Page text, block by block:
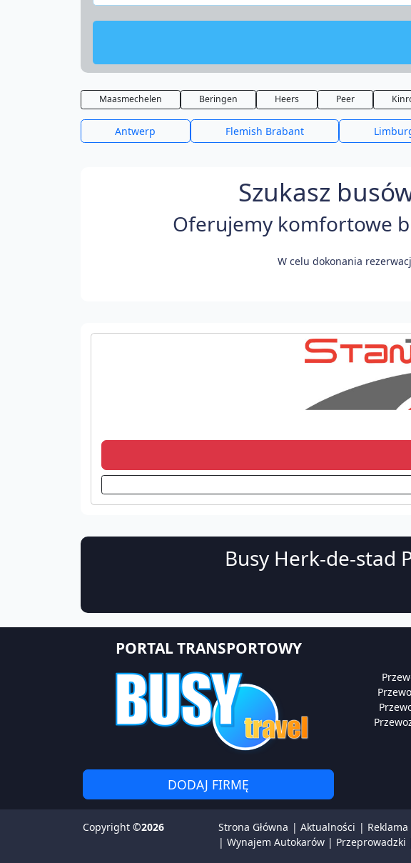
Maasmechelen Beringen Heers Peer
Antwerp Flemish Brabant
Szukasz
Oferujemy komfortowe
W celu dokonania
Busy Herk-de-stad
PORTAL TRANSPORTOWY
DODAJ FIRMĘ
Copyright ©2026 Strona Główna |Aktualności | Reklama
| Wynajem Autokarów | Przeprowadzki